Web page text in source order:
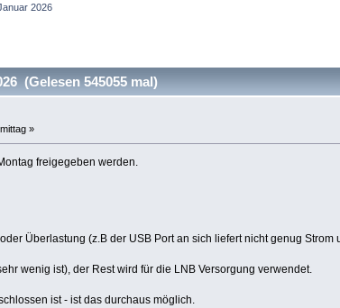
2026
(Gelesen 545055 mal)
»
freigegeben werden.
Überlastung (z.B der USB Port an sich liefert nicht genug Strom
wenig ist), der Rest wird für die LNB Versorgung verwendet.
ist - ist das durchaus möglich.